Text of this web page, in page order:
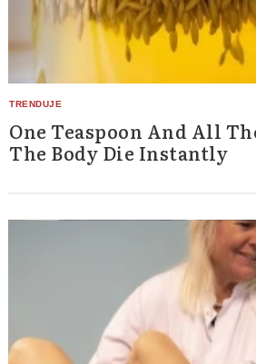
One Teaspoon And All
The Body Die Instantly